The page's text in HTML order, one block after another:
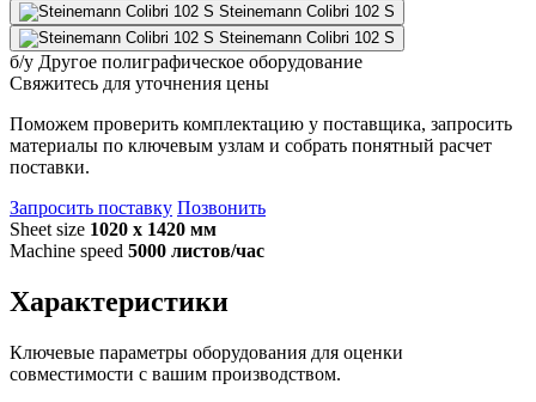
б/у Другое полиграфическое оборудование
Свяжитесь для уточнения цены
Поможем проверить комплектацию у поставщика, запросить
материалы по ключевым узлам и собрать понятный расчет
поставки.
Запросить поставку Позвонить
Sheet size 1020 x 1420 мм
Machine speed 5000 листов/час
Характеристики
Ключевые параметры оборудования для оценки
совместимости с вашим производством.